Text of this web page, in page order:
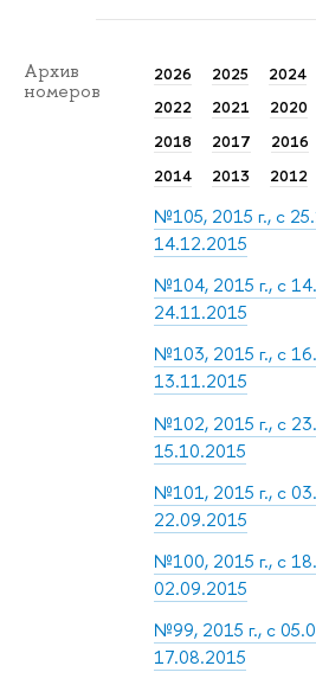
Архив
номеров
2026 2025 2024
2022
2021 2020
2018
2017 2016
2014
2013 2012
№105, 2015 г., с
14.12.2015
№104, 2015 г., с
24.11.2015
№103, 2015 г., с
13.11.2015
№102, 2015 г., с
15.10.2015
№101, 2015 г., с
22.09.2015
№100, 2015 г., с
02.09.2015
№99, 2015 г., с
17.08.2015